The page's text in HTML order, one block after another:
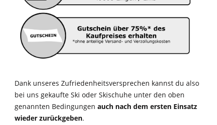
Dank unseres Zufriedenheitsversprechen kannst du also
bei uns gekaufte Ski oder Skischuhe unter den oben
genannten Bedingungen auch nach dem ersten Einsatz
wieder zurückgeben.